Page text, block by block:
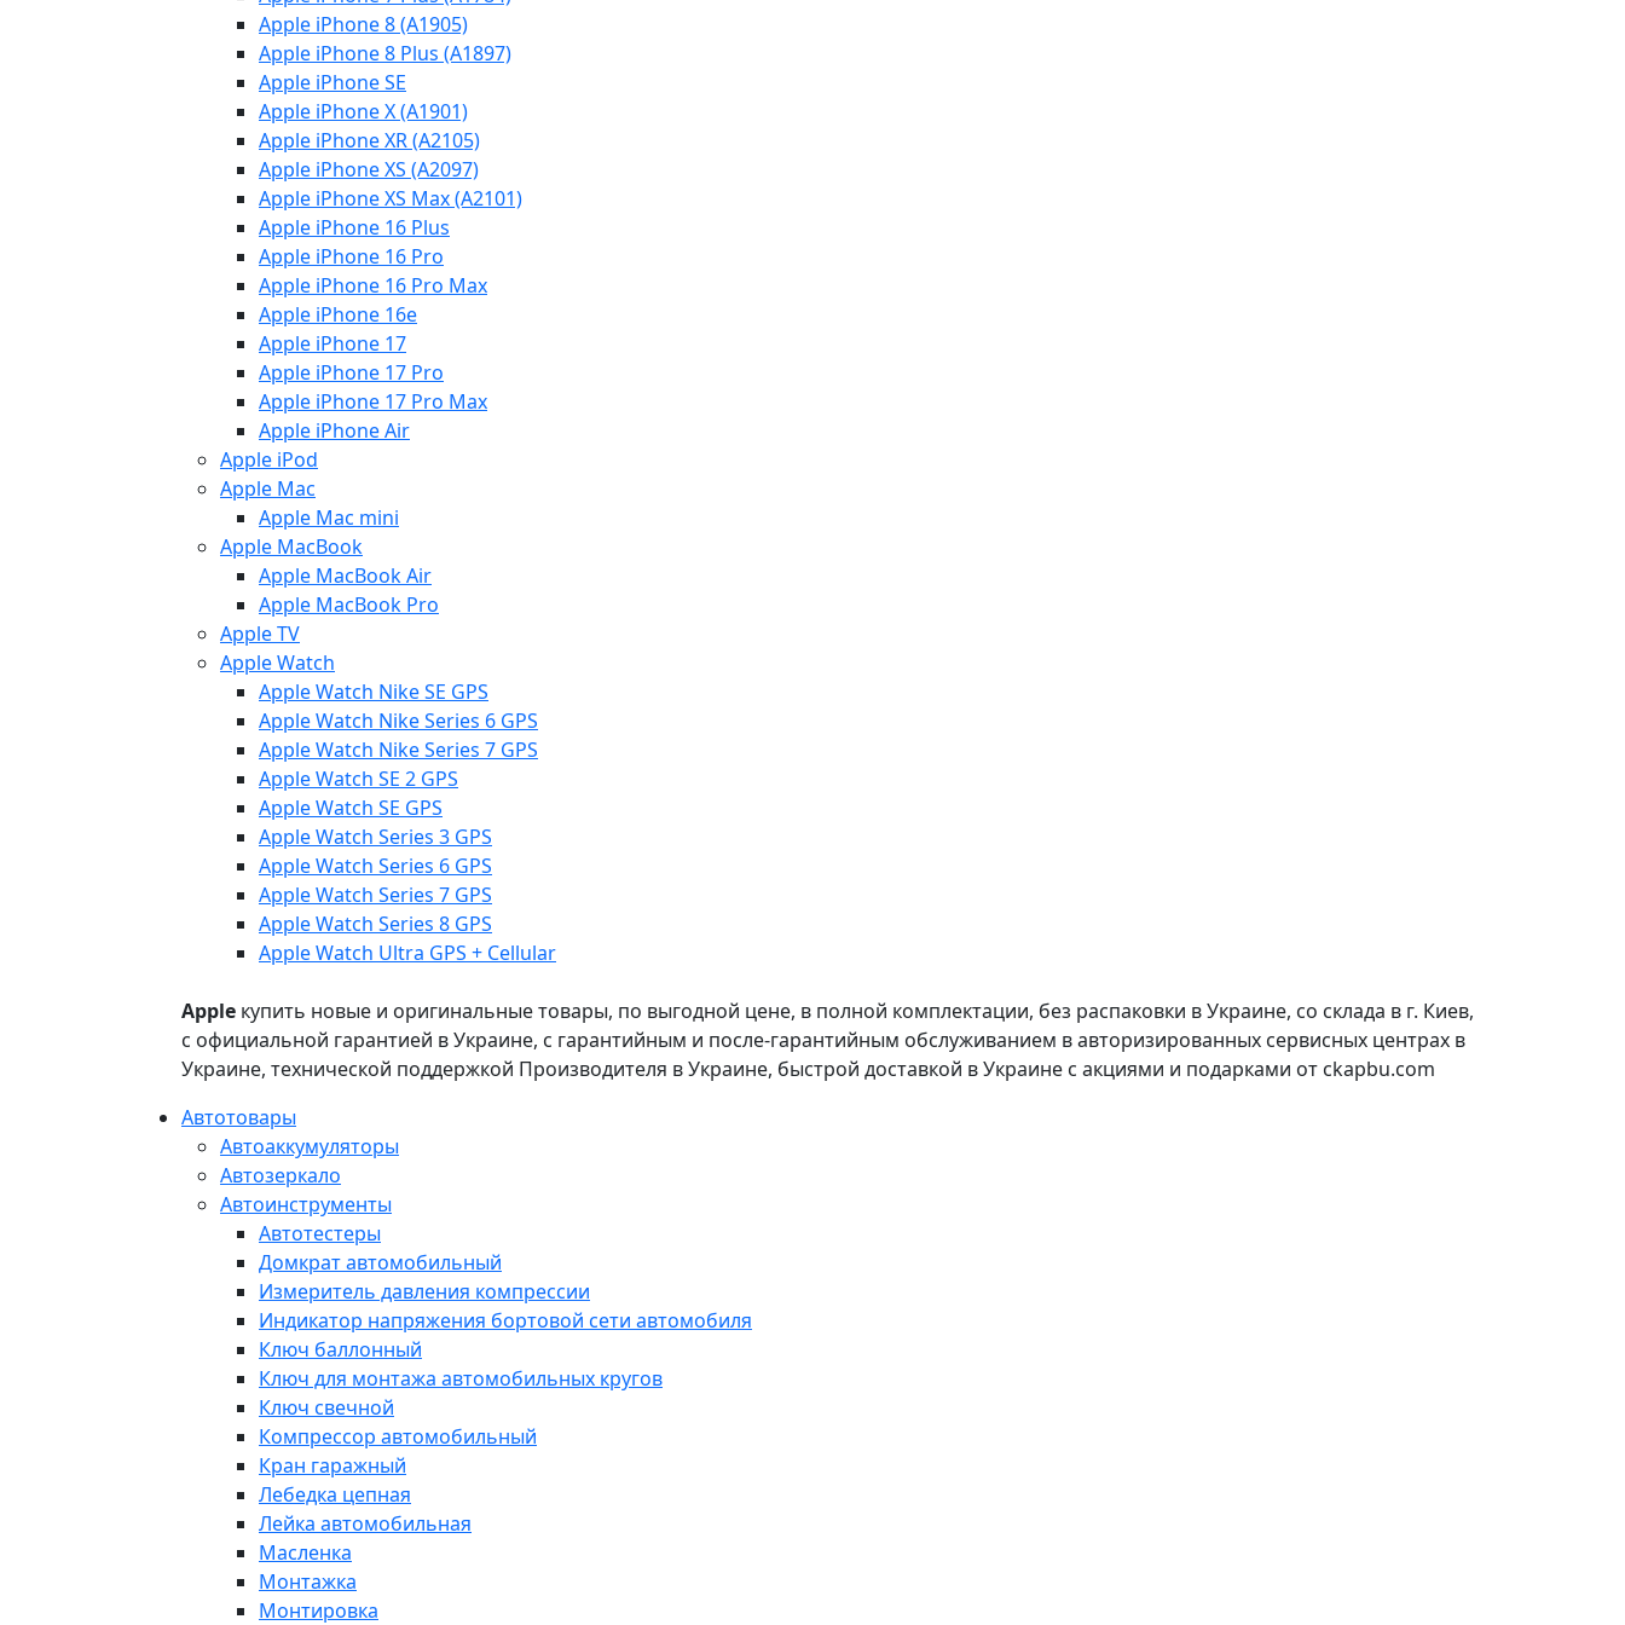
Apple iPhone 8 (A1905)
Apple iPhone 8 Plus (A1897)
Apple iPhone SE
Apple iPhone X (A1901)
Apple iPhone XR (A2105)
Apple iPhone XS (A2097)
Apple iPhone XS Max (A2101)
Apple iPhone 16 Plus
Apple iPhone 16 Pro
Apple iPhone 16 Pro Max
Apple iPhone 16e
Apple iPhone 17
Apple iPhone 17 Pro
Apple iPhone 17 Pro Max
Apple iPhone Air
Apple iPod
Apple Mac
Apple Mac mini
Apple MacBook
Apple MacBook Air
Apple MacBook Pro
Apple TV
Apple Watch
Apple Watch Nike SE GPS
Apple Watch Nike Series 6 GPS
Apple Watch Nike Series 7 GPS
Apple Watch SE 2 GPS
Apple Watch SE GPS
Apple Watch Series 3 GPS
Apple Watch Series 6 GPS
Apple Watch Series 7 GPS
Apple Watch Series 8 GPS
Apple Watch Ultra GPS + Cellular
Apple купить новые и оригинальные товары, по выгодной цене, в полной комплектации, без распаковки в Украине, со склада в г. Киев,
с официальной гарантией в Украине, с гарантийным и после-гарантийным обслуживанием в авторизированных сервисных центрах в
Украине, технической поддержкой Производителя в Украине, быстрой доставкой в Украине с акциями и подарками от ckapbu.com
Автотовары
Автоаккумуляторы
Автозеркало
Автоинструменты
Автотестеры
Домкрат автомобильный
Измеритель давления компрессии
Индикатор напряжения бортовой сети автомобиля
Ключ баллонный
Ключ для монтажа автомобильных кругов
Ключ свечной
Компрессор автомобильный
Кран гаражный
Лебедка цепная
Лейка автомобильная
Масленка
Монтажка
Монтировка